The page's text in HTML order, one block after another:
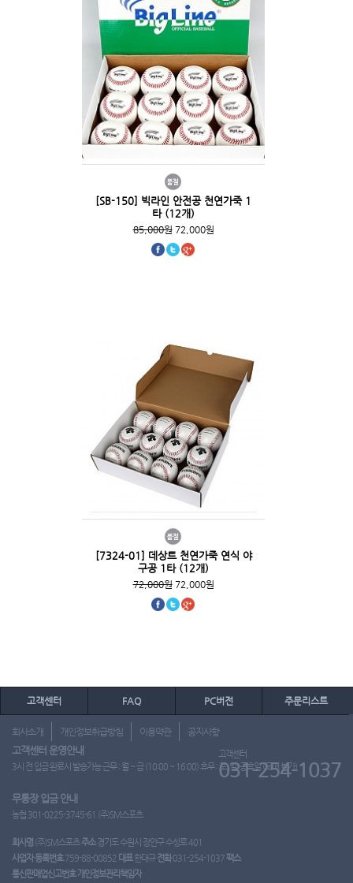
[SB-150] 빅라인 안전공 천연가죽 1
타 (12개)
85,000원72,000원
[7324-01] 데상트 천연가죽 연식 야
구공 1타 (12개)
72,000원72,000원
고객센터 FAQ PC버전 주문리스트
회사소개 개인정보취급방침 이용약관 공지사항
고객센터 운영안내
3시 전 입금 완료시 발송가능 근무 : 월 ~ 금 (10:00 ~ 16:00) 휴무 : 토, 일, 공휴일 (도매 불가)
고객센터
031-254-1037
무통장 입금 안내
농협 301-0225-3745-61 (주)SM스포츠
회사명 (주)SM스포츠주소경기도 수원시 장안구 수성로 401
사업자 등록번호759-88-00852 대표한대규 전화031-254-1037팩스
통신판매업신고번호 개인정보관리책임자